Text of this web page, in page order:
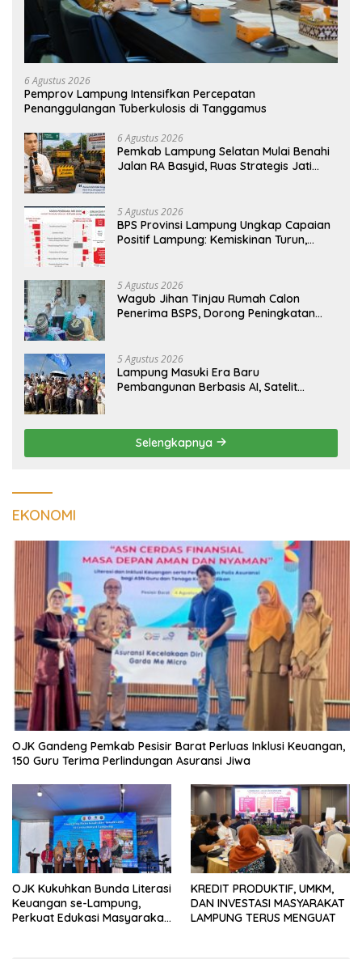
6 Agustus 2026
Pemprov Lampung Intensifkan Percepatan
Penanggulangan Tuberkulosis di Tanggamus
6 Agustus 2026
Pemkab Lampung Selatan Mulai Benahi
Jalan RA Basyid, Ruas Strategis Jati
5 Agustus 2026
BPS Provinsi Lampung Ungkap Capaian
Positif Lampung: Kemiskinan Turun,
5 Agustus 2026
Wagub Jihan Tinjau Rumah Calon
Penerima BSPS, Dorong Peningkatan
5 Agustus 2026
Lampung Masuki Era Baru
Pembangunan Berbasis AI, Satelit
Selengkapnya
EKONOMI
OJK Gandeng Pemkab Pesisir Barat Perluas Inklusi Keuangan,
150 Guru Terima Perlindungan Asuransi Jiwa
OJK Kukuhkan Bunda Literasi
Keuangan se-Lampung,
Perkuat Edukasi Masyarakat
KREDIT PRODUKTIF, UMKM,
DAN INVESTASI MASYARAKAT
LAMPUNG TERUS MENGUAT